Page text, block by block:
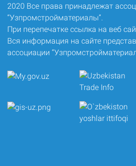
2020 Все права принадлежат
“Узпромстройматериалы”.
При перепечатке ссылка на веб
Вся информация на сайте
ассоциации